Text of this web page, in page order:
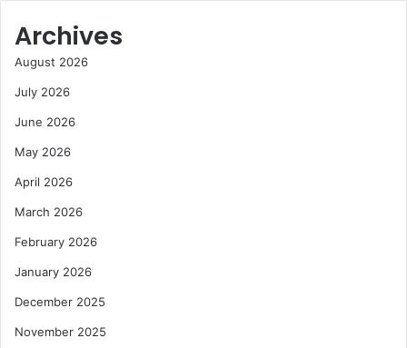
Archives
August 2026
July 2026
June 2026
May 2026
April 2026
March 2026
February 2026
January 2026
December 2025
November 2025